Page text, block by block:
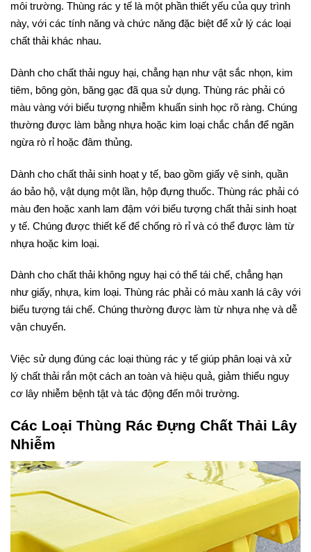
môi trường. Thùng rác y tế là một phần thiết yếu của quy trình
này, với các tính năng và chức năng đặc biệt để xử lý các loại
chất thải khác nhau.
Dành cho chất thải nguy hại, chẳng hạn như vật sắc nhọn, kim
tiêm, bông gòn, băng gạc đã qua sử dụng. Thùng rác phải có
màu vàng với biểu tượng nhiễm khuẩn sinh học rõ ràng. Chúng
thường được làm bằng nhựa hoặc kim loại chắc chắn để ngăn
ngừa rò rỉ hoặc đâm thủng.
Dành cho chất thải sinh hoạt y tế, bao gồm giấy vệ sinh, quần
áo bảo hộ, vật dụng một lần, hộp đựng thuốc. Thùng rác phải có
màu đen hoặc xanh lam đậm với biểu tượng chất thải sinh hoạt
y tế. Chúng được thiết kế để chống rò rỉ và có thể được làm từ
nhựa hoặc kim loại.
Dành cho chất thải không nguy hại có thể tái chế, chẳng hạn
như giấy, nhựa, kim loại. Thùng rác phải có màu xanh lá cây với
biểu tượng tái chế. Chúng thường được làm từ nhựa nhẹ và dễ
vận chuyển.
Việc sử dụng đúng các loại thùng rác y tế giúp phân loại và xử
lý chất thải rắn một cách an toàn và hiệu quả, giảm thiểu nguy
cơ lây nhiễm bệnh tật và tác động đến môi trường.
Các Loại Thùng Rác Đựng Chất Thải Lây
Nhiễm